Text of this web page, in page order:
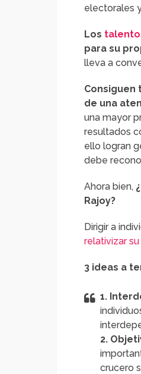
electorales
Los
para su
lleva a
Consiguen
de una
una mayor
resultados
ello logran
debe
Ahora bien,
Rajoy?
Dirigir a
relativizar
3 ideas a
1.
2.
crucero